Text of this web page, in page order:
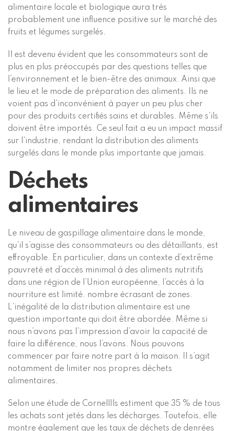
alimentaire locale et biologique aura très
probablement une influence positive sur le marché des
fruits et légumes surgelés.
Il est devenu évident que les consommateurs sont de
plus en plus préoccupés par des questions telles que
l’environnement et le bien-être des animaux. Ainsi que
le lieu et le mode de préparation des aliments. Ils ne
voient pas d’inconvénient à payer un peu plus cher
pour des produits certifiés sains et durables. Même s’ils
doivent être importés. Ce seul fait a eu un impact massif
sur l’industrie, rendant la distribution des aliments
surgelés dans le monde plus importante que jamais.
Déchets
alimentaires
Le niveau de gaspillage alimentaire dans le monde,
qu’il s’agisse des consommateurs ou des détaillants, est
effroyable. En particulier, dans un contexte d’extrême
pauvreté et d’accès minimal à des aliments nutritifs
dans une région de l’Union européenne, l’accès à la
nourriture est limité. nombre écrasant de zones.
L’inégalité de la distribution alimentaire est une
question importante qui doit être abordée. Même si
nous n’avons pas l’impression d’avoir la capacité de
faire la différence, nous l’avons. Nous pouvons
commencer par faire notre part à la maison. Il s’agit
notamment de limiter nos propres déchets
alimentaires.
Selon une étude de Cornell
Ils estiment que 35 % de tous
les achats sont jetés dans les décharges. Toutefois, elle
montre également que les taux de déchets de denrées